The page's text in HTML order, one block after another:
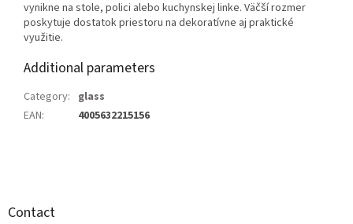
vynikne na stole, polici alebo kuchynskej linke. Väčší rozmer
poskytuje dostatok priestoru na dekoratívne aj praktické
využitie.
Additional parameters
Category: glass
EAN: 4005632215156
Contact